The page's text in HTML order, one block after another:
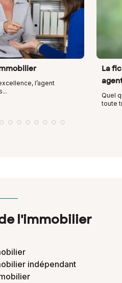
l’agent
La
Quel
toute
l'immobilier
indépendant